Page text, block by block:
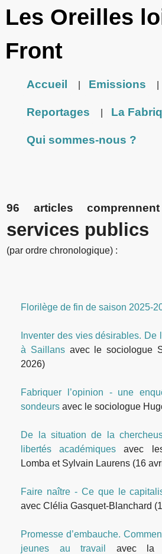
Les Oreilles
Front
Accueil Emissions
Reportages La
Qui sommes-nous ?
96 articles
services publics
(par ordre chronologique) :
Florilège de fin de saison 2025-
Inventer des vies désirables. De
à Saillans avec le sociologue
2026)
Fabriquer l’opinion - une
sondeursavec le sociologue
De la situation de la
libertés académiques
avec
Lomba et Sylvain Laurens (16
Faire naître - Ce que le
avec Clélia Gasquet-Blanchard
Promesse d’embauche.
jeunes au travail
avec la